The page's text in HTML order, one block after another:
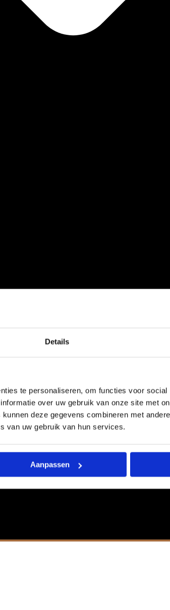
Details
te personaliseren, om functies voor
over uw gebruik van onze site met
deze gegevens combineren met
van uw gebruik van hun services.
Aanpassen